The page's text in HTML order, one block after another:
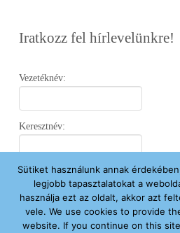
Iratkozz fel hírlevelünkre!
Vezetéknév:
Keresztnév:
Email:
Elfogadom az Adatvédelmi
Sütiket használunk annak
legjobb tapasztalatokat a
használja ezt az oldalt, akkor azt
vele. We use cookies to provide
website. If you continue on this